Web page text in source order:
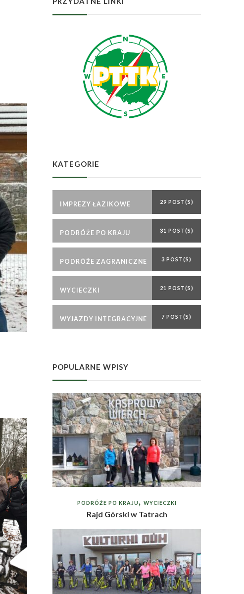
KATEGORIE
IMPREZY ŁAZIKOWE 29 POST(S)
PODRÓŻE PO KRAJU 31 POST(S)
PODRÓŻE ZAGRANICZNE 3 POST(S)
WYCIECZKI 21 POST(S)
WYJAZDY INTEGRACYJNE 7 POST(S)
POPULARNE WPISY
PODRÓŻE PO KRAJU WYCIECZKI
Rajd Górski w Tatrach